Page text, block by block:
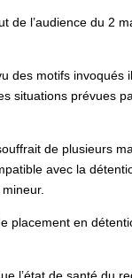
l’audience du 2
motifs invoqués
situations prévues
de plusieurs
avec la
placement en